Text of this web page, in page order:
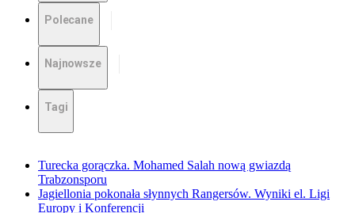
Polecane
Najnowsze
Tagi
Turecka gorączka. Mohamed Salah nową gwiazdą
Trabzonsporu
Jagiellonia pokonała słynnych Rangersów. Wyniki el. Ligi
Europy i Konferencji